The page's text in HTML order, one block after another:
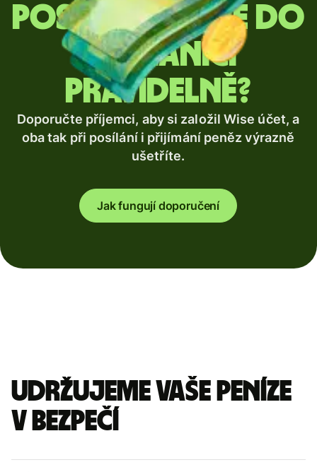
Posíláte peníze do
zahraničí
pravidelně?
Doporučte příjemci, aby si založil Wise účet, a
oba tak při posílání i přijímání peněz výrazně
ušetříte.
Jak fungují doporučení
Udržujeme vaše peníze
v bezpečí